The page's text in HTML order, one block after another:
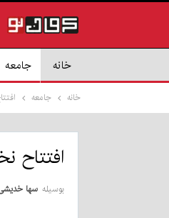
خانه جامعه
خانه جامعه
افتتاح
بوسیله سها